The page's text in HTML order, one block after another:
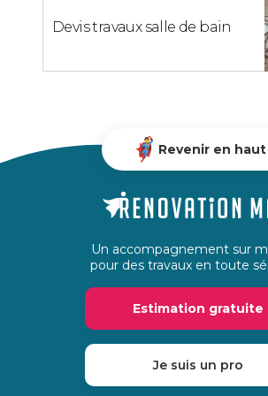
Devis travaux salle de bain
Revenir en haut
Un accompagnement sur
pour des travaux en toute
Estimation gratuite
Je suis un pro